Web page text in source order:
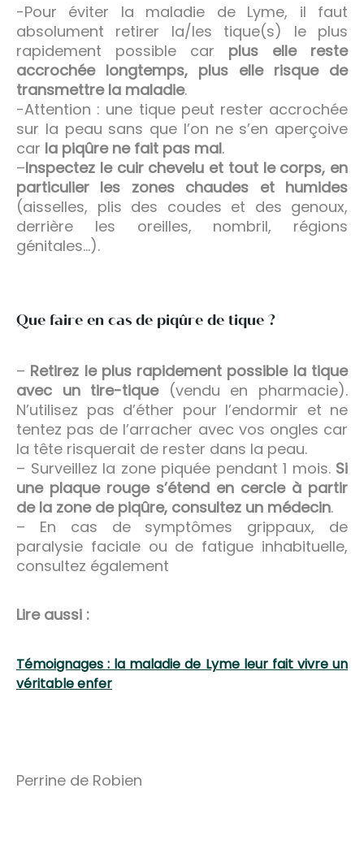
-Pour éviter la maladie de Lyme, il faut
absolument retirer la/les tique(s) le plus
rapidement possible car plus elle reste
accrochée longtemps, plus elle risque de
transmettre la maladie.
-Attention : une tique peut rester accrochée
sur la peau sans que l’on ne s’en aperçoive
car la piqûre ne fait pas mal.
–Inspectez le cuir chevelu et tout le corps, en
particulier les zones chaudes et humides
(aisselles, plis des coudes et des genoux,
derrière les oreilles, nombril, régions
génitales…).
Que faire en cas de piqûre de tique ?
– Retirez le plus rapidement possible la tique
avec un tire-tique(vendu en pharmacie).
N’utilisez pas d’éther pour l’endormir et ne
tentez pas de l’arracher avec vos ongles car
la tête risquerait de rester dans la peau.
– Surveillez la zone piquée pendant 1 mois. Si
une plaque rouge s’étend en cercle à partir
de la zone de piqûre, consultez un médecin.
– En cas de symptômes grippaux, de
paralysie faciale ou de fatigue inhabituelle,
consultez également
Lire aussi :
Témoignages : la maladie de Lyme leur fait vivre un
véritable enfer
Perrine de Robien